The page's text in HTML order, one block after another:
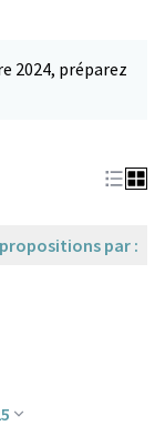
2024, préparez
par :